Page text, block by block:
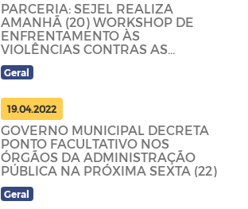
PARCERIA: SEJEL REALIZA
AMANHÃ (20) WORKSHOP DE
ENFRENTAMENTO ÀS
VIOLÊNCIAS CONTRAS AS
JUVENTUDES
Geral
19.04.2022
GOVERNO MUNICIPAL DECRETA
PONTO FACULTATIVO NOS
ÓRGÃOS DA ADMINISTRAÇÃO
PÚBLICA NA PRÓXIMA SEXTA (22)
Geral